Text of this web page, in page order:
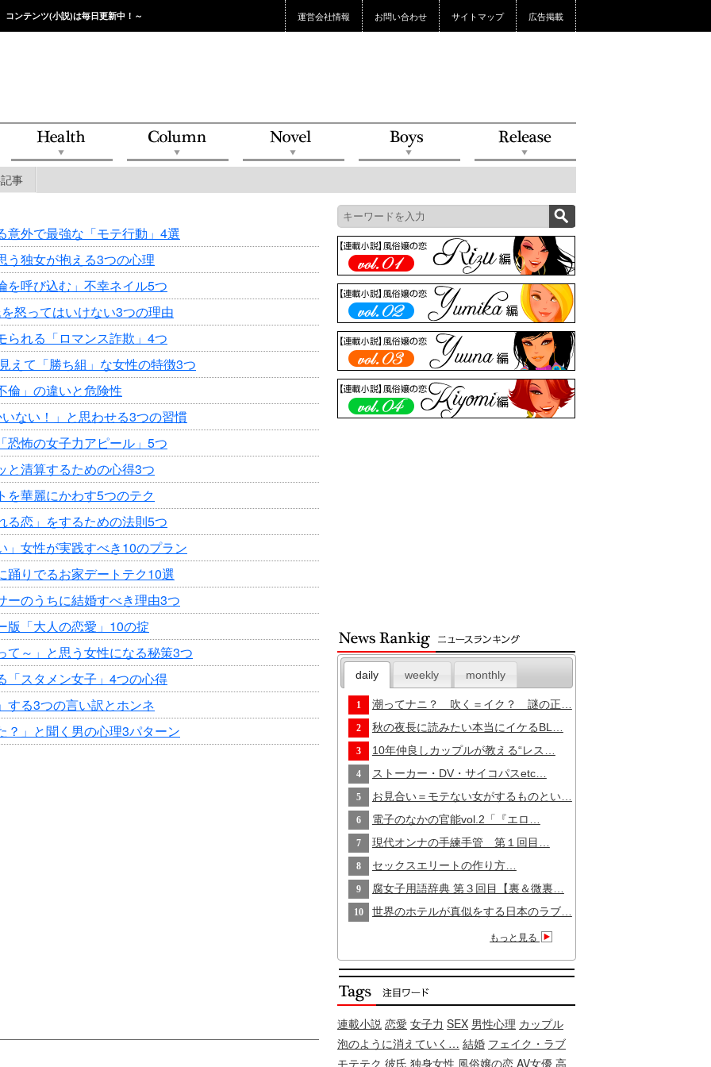
ンテンツ(小説)は毎日更新中！～ 運営会社情報 お問い合わせ サイトマップ 広告掲載
事
外で最強な「モテ行動」4選
う独女が抱える3つの心理
を呼び込む」不幸ネイル5つ
怒ってはいけない3つの理由
れる「ロマンス詐欺」4つ
えて「勝ち組」な女性の特徴3つ
倫」の違いと危険性
ない！」と思わせる3つの習慣
恐怖の女子力アピール」5つ
と清算するための心得3つ
を華麗にかわす5つのテク
る恋」をするための法則5つ
」女性が実践すべき10のプラン
踊りでるお家デートテク10選
ーのうちに結婚すべき理由3つ
「大人の恋愛」10の掟
て～」と思う女性になる秘策3つ
「スタメン女子」4つの心得
する3つの言い訳とホンネ
？」と聞く男の心理3パターン
daily weekly monthly
1 潮ってナニ？ 吹く＝イク？ 謎の正…
2 秋の夜長に読みたい本当にイケるBL…
3 10年仲良しカップルが教える“レス…
4 ストーカー・DV・サイコパスetc…
5 お見合い＝モテない女がするものとい…
6 電子のなかの官能vol.2「『エロ…
7 現代オンナの手練手管 第１回目…
8 セックスエリートの作り方…
9 腐女子用語辞典 第３回目【裏＆微裏…
10 世界のホテルが真似をする日本のラブ…
もっと見る
連載小説 恋愛 女子力 SEX 男性心理 カップル
泡のように消えていく… 結婚 フェイク・ラブ
モテテク 彼氏 独身女性 風俗嬢の恋 AV女優 高